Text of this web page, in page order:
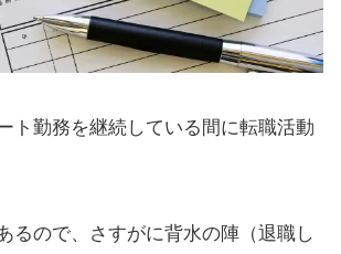
ト勤務を継続している間に転職活動
るので、さすがに背水の陣（退職し